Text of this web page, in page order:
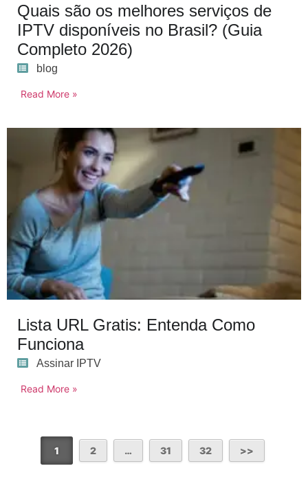
Quais são os melhores serviços de
IPTV disponíveis no Brasil? (Guia
Completo 2026)
blog
Read More »
Lista URL Gratis: Entenda Como
Funciona
Assinar IPTV
Read More »
1 2 … 31 32